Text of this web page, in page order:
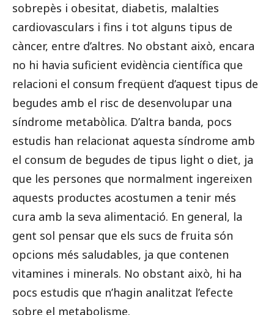
sobrepès i obesitat, diabetis, malalties
cardiovasculars i fins i tot alguns tipus de
càncer, entre d’altres. No obstant això, encara
no hi havia suficient evidència científica que
relacioni el consum freqüent d’aquest tipus de
begudes amb el risc de desenvolupar una
síndrome metabòlica. D’altra banda, pocs
estudis han relacionat aquesta síndrome amb
el consum de begudes de tipus light o diet, ja
que les persones que normalment ingereixen
aquests productes acostumen a tenir més
cura amb la seva alimentació. En general, la
gent sol pensar que els sucs de fruita són
opcions més saludables, ja que contenen
vitamines i minerals. No obstant això, hi ha
pocs estudis que n’hagin analitzat l’efecte
sobre el metabolisme.